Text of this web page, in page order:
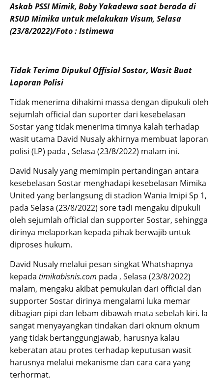
Askab PSSI Mimik, Boby Yakadewa saat berada di
RSUD Mimika untuk melakukan Visum, Selasa
(23/8/2022)/Foto : Istimewa
Tidak Terima Dipukul Offisial Sostar, Wasit Buat
Laporan Polisi
Tidak menerima dihakimi massa dengan dipukuli oleh
sejumlah official dan suporter dari kesebelasan
Sostar yang tidak menerima timnya kalah terhadap
wasit utama David Nusaly akhirnya membuat laporan
polisi (LP) pada , Selasa (23/8/2022) malam ini.
David Nusaly yang memimpin pertandingan antara
kesebelasan Sostar menghadapi kesebelasan Mimika
United yang berlangsung di stadion Wania Imipi Sp 1,
pada Selasa (23/8/2022) sore tadi mengaku dipukuli
oleh sejumlah official dan supporter Sostar, sehingga
dirinya melaporkan kepada pihak berwajib untuk
diproses hukum.
David Nusaly melalui pesan singkat Whatshapnya
kepada timikabisnis.com pada , Selasa (23/8/2022)
malam, mengaku akibat pemukulan dari official dan
supporter Sostar dirinya mengalami luka memar
dibagian pipi dan lebam dibawah mata sebelah kiri. Ia
sangat menyayangkan tindakan dari oknum oknum
yang tidak bertanggungjawab, harusnya kalau
keberatan atau protes terhadap keputusan wasit
harusnya melalui mekanisme dan cara cara yang
terhormat.